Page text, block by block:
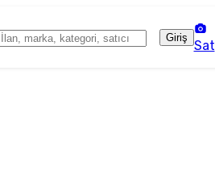
Giriş
Sat